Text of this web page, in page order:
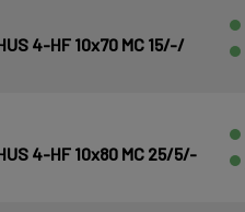
4-HF 10x70 MC 15/-/
4-HF 10x80 MC 25/5/-